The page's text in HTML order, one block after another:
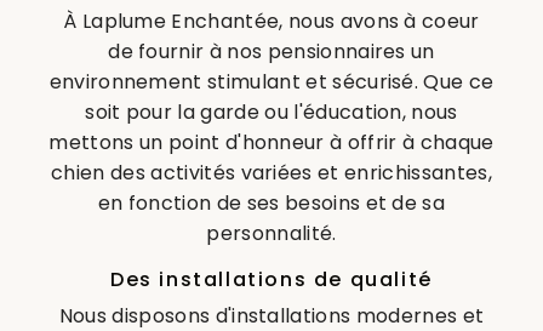
À Laplume Enchantée, nous avons à coeur
de fournir à nos pensionnaires un
environnement stimulant et sécurisé. Que ce
soit pour la garde ou l'éducation, nous
mettons un point d'honneur à offrir à chaque
chien des activités variées et enrichissantes,
en fonction de ses besoins et de sa
personnalité.
Des installations de qualité
Nous disposons d'installations modernes et